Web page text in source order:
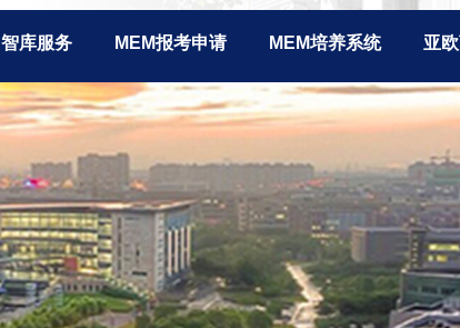
智库服务 MEM报考申请 MEM培养系统 亚